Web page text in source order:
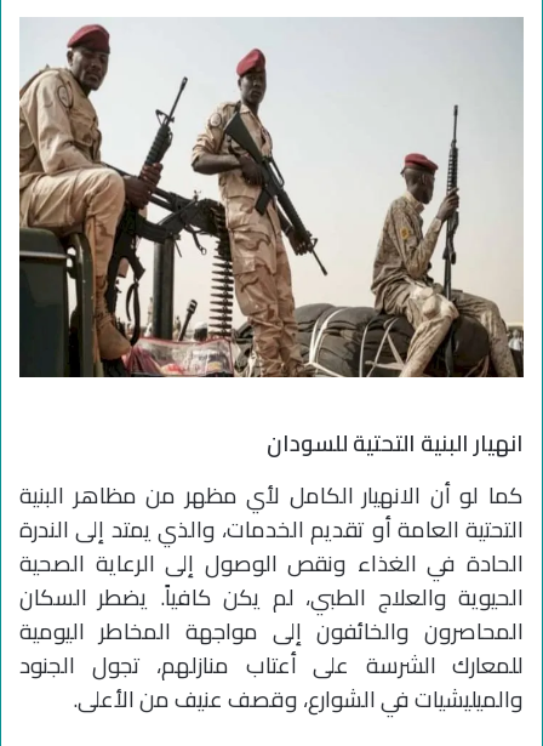
انهيار البنية التحتية للسودان
كما لو أن الانهيار الكامل لأي مظهر من مظاهر البنية
التحتية العامة أو تقديم الخدمات، والذي يمتد إلى الندرة
الحادة في الغذاء ونقص الوصول إلى الرعاية الصحية
الحيوية والعلاج الطبي، لم يكن كافياً. يضطر السكان
المحاصرون والخائفون إلى مواجهة المخاطر اليومية
للمعارك الشرسة على أعتاب منازلهم، تجول الجنود
والميليشيات في الشوارع، وقصف عنيف من الأعلى.